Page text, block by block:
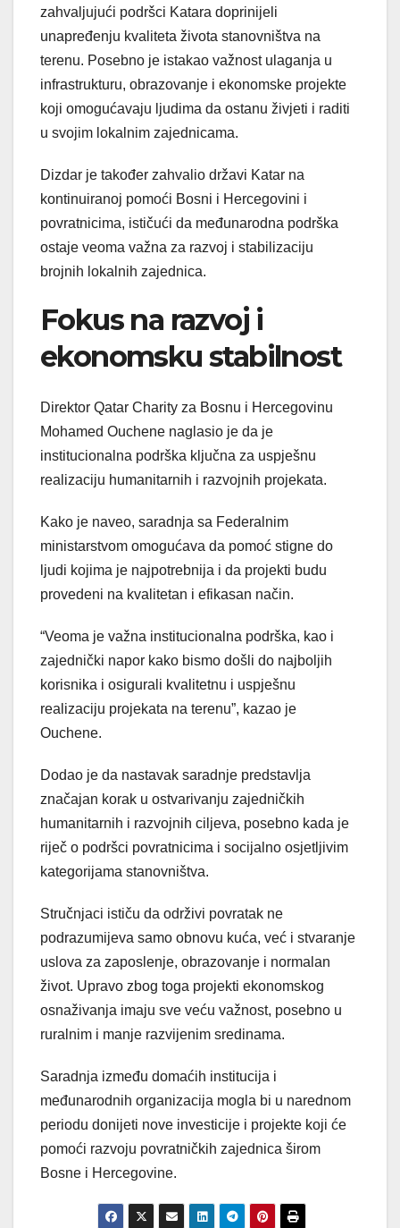
zahvaljujući podršci Katara doprinijeli
unapređenju kvaliteta života stanovništva na
terenu. Posebno je istakao važnost ulaganja u
infrastrukturu, obrazovanje i ekonomske projekte
koji omogućavaju ljudima da ostanu živjeti i raditi
u svojim lokalnim zajednicama.
Dizdar je također zahvalio državi Katar na
kontinuiranoj pomoći Bosni i Hercegovini i
povratnicima, ističući da međunarodna podrška
ostaje veoma važna za razvoj i stabilizaciju
brojnih lokalnih zajednica.
Fokus na razvoj i
ekonomsku stabilnost
Direktor Qatar Charity za Bosnu i Hercegovinu
Mohamed Ouchene naglasio je da je
institucionalna podrška ključna za uspješnu
realizaciju humanitarnih i razvojnih projekata.
Kako je naveo, saradnja sa Federalnim
ministarstvom omogućava da pomoć stigne do
ljudi kojima je najpotrebnija i da projekti budu
provedeni na kvalitetan i efikasan način.
“Veoma je važna institucionalna podrška, kao i
zajednički napor kako bismo došli do najboljih
korisnika i osigurali kvalitetnu i uspješnu
realizaciju projekata na terenu”, kazao je
Ouchene.
Dodao je da nastavak saradnje predstavlja
značajan korak u ostvarivanju zajedničkih
humanitarnih i razvojnih ciljeva, posebno kada je
riječ o podršci povratnicima i socijalno osjetljivim
kategorijama stanovništva.
Stručnjaci ističu da održivi povratak ne
podrazumijeva samo obnovu kuća, već i stvaranje
uslova za zaposlenje, obrazovanje i normalan
život. Upravo zbog toga projekti ekonomskog
osnaživanja imaju sve veću važnost, posebno u
ruralnim i manje razvijenim sredinama.
Saradnja između domaćih institucija i
međunarodnih organizacija mogla bi u narednom
periodu donijeti nove investicije i projekte koji će
pomoći razvoju povratničkih zajednica širom
Bosne i Hercegovine.